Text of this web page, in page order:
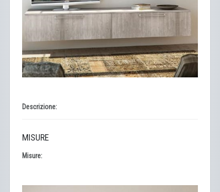
Descrizione:
MISURE
Misure: